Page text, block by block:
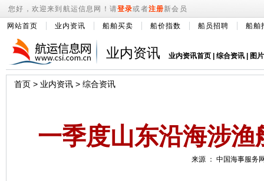
您好，欢迎来到航运信息网！请登录或者注册新会员
网站首页 业内资讯 船舶买卖 船价指数 船员招聘 船舶
业内资讯 业内资讯首页 综合资讯 图
首页 > 业内资讯 > 综合资讯
一季度山东沿海涉渔
来源 ： 中国海事服